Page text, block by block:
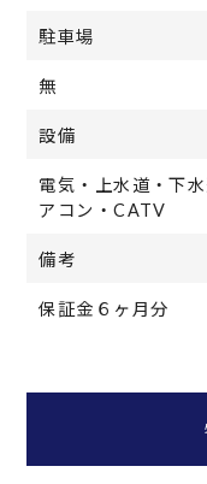
駐車場
無
設備
電気・上水道・下
アコン・CATV
備考
保証金６ヶ月分